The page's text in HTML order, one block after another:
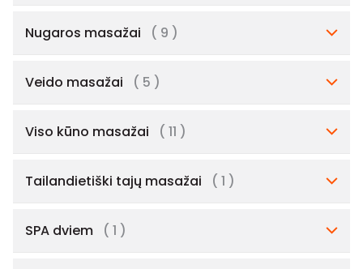
Nugaros masažai ( 9 )
Veido masažai ( 5 )
Viso kūno masažai ( 11 )
Tailandietiški tajų masažai ( 1 )
SPA dviem ( 1 )